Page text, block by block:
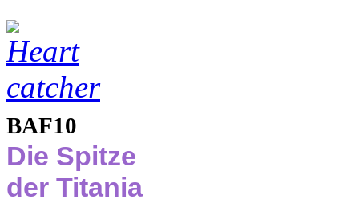
BAF10
Die Spitze
der Titania